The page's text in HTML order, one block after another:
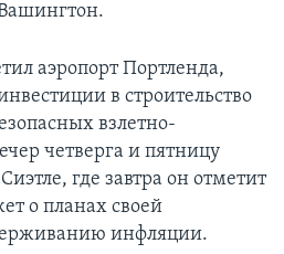
аэропорт Портленда,
в строительство
взлетно-
четверга и пятницу
где завтра он отметит
о планах своей
инфляции.